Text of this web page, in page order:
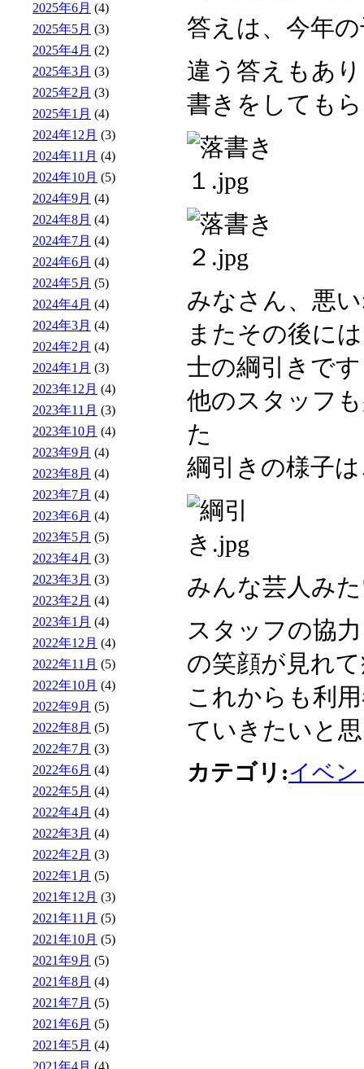
答えは、今年
違う答えもあ
書きをしても
みなさん、悪
またその後に
士の綱引きで
他のスタッフ
た
綱引きの様子
みんな芸人み
スタッフの協
の笑顔が見れ
これからも利
ていきたいと
カテゴリ:イベ
2025年6月 (4)
2025年5月 (3)
2025年4月 (2)
2025年3月 (3)
2025年2月 (3)
2025年1月 (4)
2024年12月 (3)
2024年11月 (4)
2024年10月 (5)
2024年9月 (4)
2024年8月 (4)
2024年7月 (4)
2024年6月 (4)
2024年5月 (5)
2024年4月 (4)
2024年3月 (4)
2024年2月 (4)
2024年1月 (3)
2023年12月 (4)
2023年11月 (3)
2023年10月 (4)
2023年9月 (4)
2023年8月 (4)
2023年7月 (4)
2023年6月 (4)
2023年5月 (5)
2023年4月 (3)
2023年3月 (3)
2023年2月 (4)
2023年1月 (4)
2022年12月 (4)
2022年11月 (5)
2022年10月 (4)
2022年9月 (5)
2022年8月 (5)
2022年7月 (3)
2022年6月 (4)
2022年5月 (4)
2022年4月 (4)
2022年3月 (4)
2022年2月 (3)
2022年1月 (5)
2021年12月 (3)
2021年11月 (5)
2021年10月 (5)
2021年9月 (5)
2021年8月 (4)
2021年7月 (5)
2021年6月 (5)
2021年5月 (4)
2021年4月 (4)